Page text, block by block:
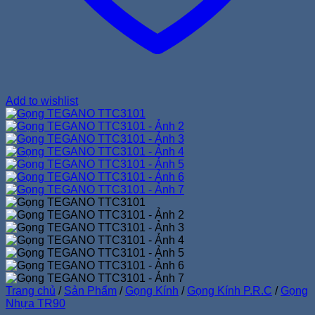
Add to wishlist
Trang chủ / Sản Phẩm / Gọng Kính / Gọng Kính P.R.C / Gọng
Nhựa TR90